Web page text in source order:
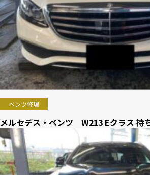
ベンツ修理
メルセデス・ベンツ W213 Eクラス